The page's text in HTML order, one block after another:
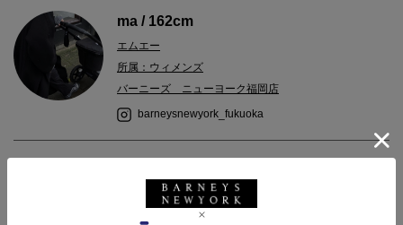
ma / 162cm
エムエー
所属：ウィメンズ
バーニーズ ニューヨーク福岡店
barneysnewyork_fukuoka
〈ヘルノ〉よりアウターのご紹介です。